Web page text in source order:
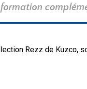
Rezz de Kuzco,